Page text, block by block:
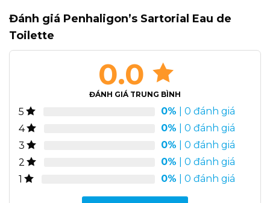
Đánh giá Penhaligon’s Sartorial Eau de
Toilette
0.0
ĐÁNH GIÁ TRUNG BÌNH
5 0% | 0 đánh giá
4
0% | 0 đánh giá
3
0% | 0 đánh giá
2
0% | 0 đánh giá
1
0% | 0 đánh giá